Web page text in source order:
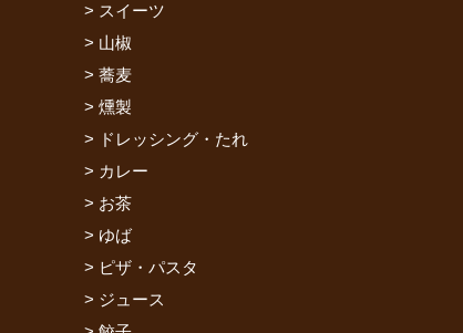
スイーツ
山椒
蕎麦
燻製
ドレッシング・たれ
カレー
お茶
ゆば
ピザ・パスタ
ジュース